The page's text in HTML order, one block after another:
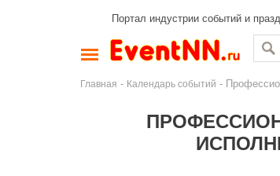
Портал индустрии событий и
Главная - Календарь событий -